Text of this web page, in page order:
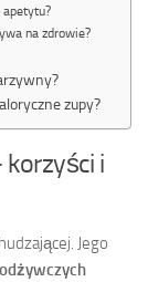
apetytu?
na zdrowie?
zupy?
korzyści i
Jego